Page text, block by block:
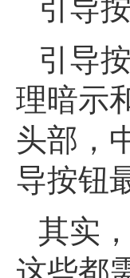
引导
引导
理暗示
头部，
导按钮
其实